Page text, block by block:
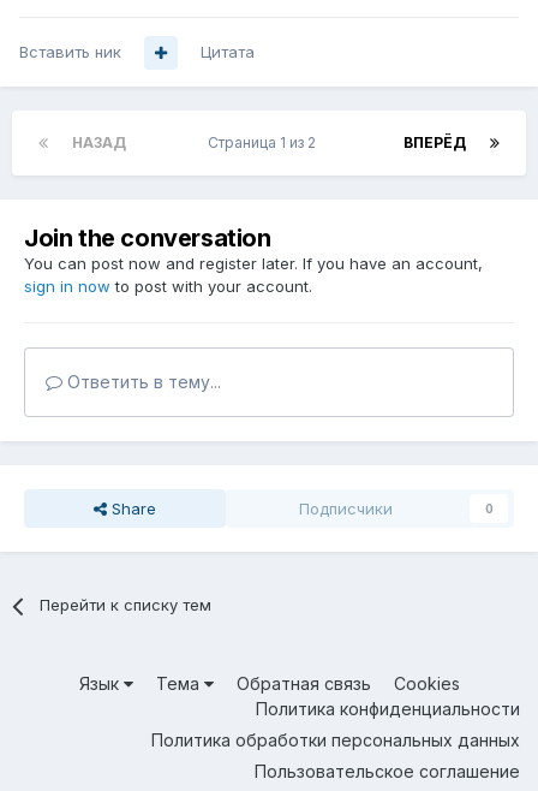
Вставить ник Цитата
НАЗАД ВПЕРЁД
Страница 1 из 2
Join the conversation
You can post now and register later. If you have an account,
sign in now to post with your account.
Ответить в тему...
Share Подписчики 0
Перейти к списку тем
Язык Тема Обратная связь
Cookies
Политика конфиденциальности
Политика обработки персональных данных
Пользовательское соглашение